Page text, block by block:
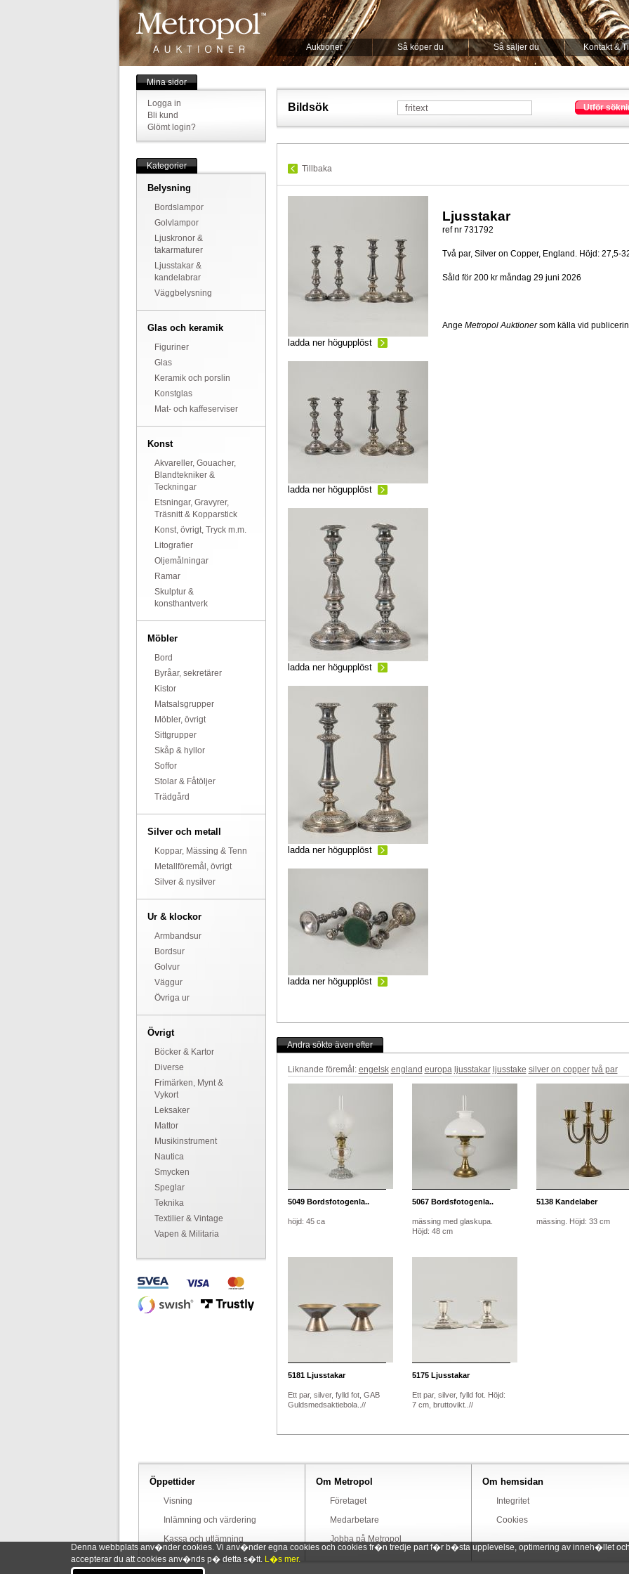
Denna webbplats anv�nder cookies. Vi anv�nder egna cookies och cookies fr�n tredje part f�r b�sta upplevelse, optimering av inneh�llet
accepterar du att cookies anv�nds p� detta s�tt. L�s mer.
Auktioner Så köper du Så säljer du Kontakt &
Mina sidor
Logga in
Bli kund
Glömt login?
Kategorier
Belysning
Bordslampor
Golvlampor
Ljuskronor &
takarmaturer
Ljusstakar &
kandelabrar
Väggbelysning
Glas och keramik
Figuriner
Glas
Keramik och porslin
Konstglas
Mat- och kaffeserviser
Konst
Akvareller, Gouacher,
Blandtekniker &
Teckningar
Etsningar, Gravyrer,
Träsnitt & Kopparstick
Konst, övrigt, Tryck m.m.
Litografier
Oljemålningar
Ramar
Skulptur &
konsthantverk
Möbler
Bord
Byråar, sekretärer
Kistor
Matsalsgrupper
Möbler, övrigt
Sittgrupper
Skåp & hyllor
Soffor
Stolar & Fåtöljer
Trädgård
Silver och metall
Koppar, Mässing & Tenn
Metallföremål, övrigt
Silver & nysilver
Ur & klockor
Armbandsur
Bordsur
Golvur
Väggur
Övriga ur
Övrigt
Böcker & Kartor
Diverse
Frimärken, Mynt &
Vykort
Leksaker
Mattor
Musikinstrument
Nautica
Smycken
Speglar
Teknika
Textilier & Vintage
Vapen & Militaria
Bildsök Utför
Tillbaka
ladda ner högupplöst
ladda ner högupplöst
ladda ner högupplöst
ladda ner högupplöst
ladda ner högupplöst
Ljusstakar
ref nr 731792
Två par, Silver on Copper, England. Höjd: 27,5-
Såld för 200 krmåndag 29 juni 2026
Ange Metropol Auktionersom källa vid
Andra sökte även efter
Liknande föremål: engelsk england europa ljusstakar ljusstake silver on copper två par
5049Bordsfotogenla..
höjd: 45 ca
5067Bordsfotogenla..
mässing med glaskupa.
Höjd: 48 cm
5138Kandelaber
mässing. Höjd: 33 cm
5181Ljusstakar
Ett par, silver, fylld fot, GAB
Guldsmedsaktiebola..//
5175Ljusstakar
Ett par, silver, fylld fot. Höjd:
7 cm, bruttovikt..//
Öppettider
Visning
Inlämning och värdering
Kassa och utlämning
Om Metropol
Företaget
Medarbetare
Jobba på Metropol
Om hemsidan
Integritet
Cookies